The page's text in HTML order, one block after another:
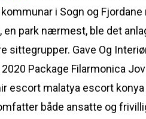
i Sogn og
en park nærmest, ble det
sittegrupper. Gave Og
Package Filarmonica
escort malatya escort
både ansatte og